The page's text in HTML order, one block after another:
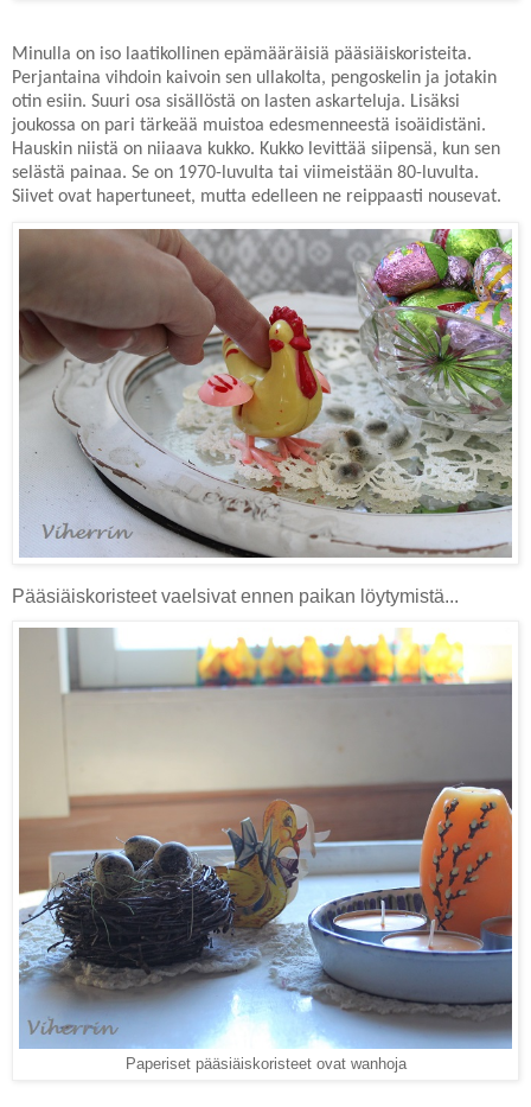
Minulla on iso laatikollinen epämääräisiä pääsiäiskoristeita.
Perjantaina vihdoin kaivoin sen ullakolta, pengoskelin ja jotakin
otin esiin. Suuri osa sisällöstä on lasten askarteluja. Lisäksi
joukossa on pari tärkeää muistoa edesmenneestä isoäidistäni.
Hauskin niistä on niiaava kukko. Kukko levittää siipensä, kun sen
selästä painaa. Se on 1970-luvulta tai viimeistään 80-luvulta.
Siivet ovat hapertuneet, mutta edelleen ne reippaasti nousevat.
Pääsiäiskoristeet vaelsivat ennen paikan löytymistä...
Paperiset pääsiäiskoristeet ovat wanhoja